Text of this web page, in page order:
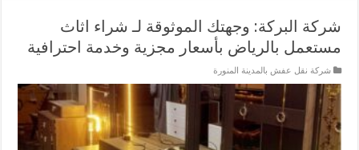
شركة البركة: وجهتك الموثوقة لـ شراء اثاث
مستعمل بالرياض بأسعار مجزية وخدمة احترافية
شركة نقل عفش بالمدينة المنورة